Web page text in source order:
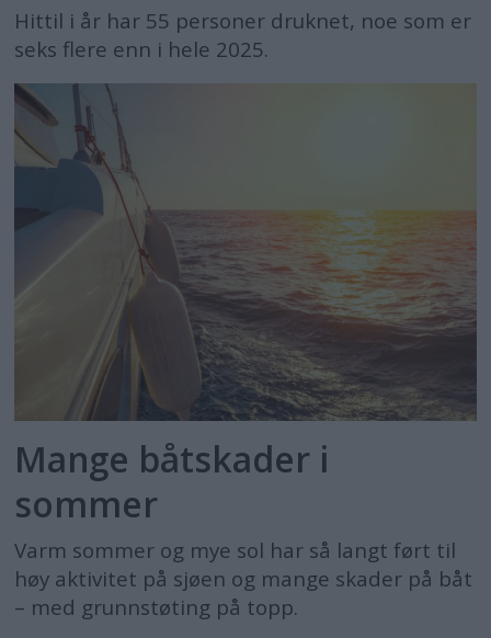
Hittil i år har 55 personer druknet, noe som er
seks flere enn i hele 2025.
Mange båtskader i
sommer
Varm sommer og mye sol har så langt ført til
høy aktivitet på sjøen og mange skader på båt
– med grunnstøting på topp.